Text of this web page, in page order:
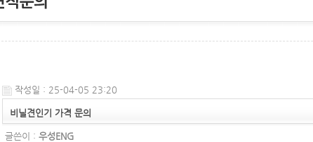
작성일 : 25-04-05 23:20
비닐견인기 가격 문의
글쓴이 : 우성ENG